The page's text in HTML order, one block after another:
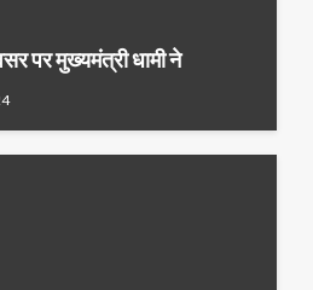
पर मुख्यमंत्री धामी ने